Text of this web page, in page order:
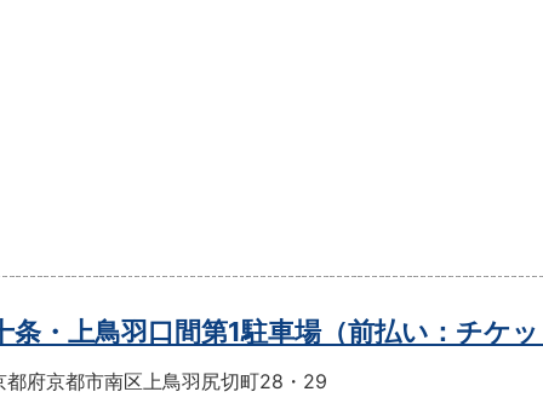
条・上鳥羽口間第1駐車場（前払い：チケ
都府京都市南区上鳥羽尻切町28・29